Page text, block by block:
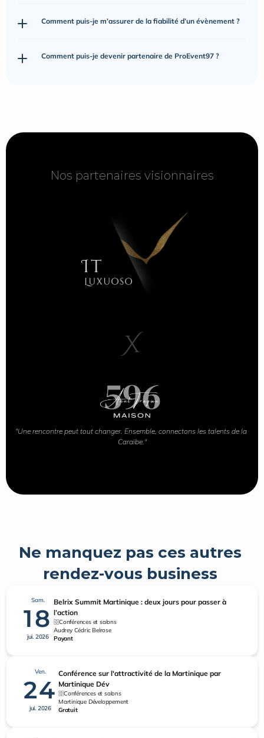
Comment puis-je m’assurer de la fiabilité d’un évènement ?
Comment puis-je devenir partenaire de ProEvent97 ?
Nos partenaires visionnaires
Nos partenaires visionnaires
X
"Une rencontre peut tout changer. Ensemble, connectons les talents de la
Caraïbe."
Ne manquez pas ces autres
rendez-vous business
Sam.
18
jui. 2026
Belrix Summit Martinique : deux jours pour passer à
l’action
Conférences et salons
Audrey Cédric Belrose
Payant
Ven.
24
jui. 2026
Conférence sur l'attractivité de la Martinique par
Martinique Dév
Conférences et salons
Martinique Développement
Gratuit